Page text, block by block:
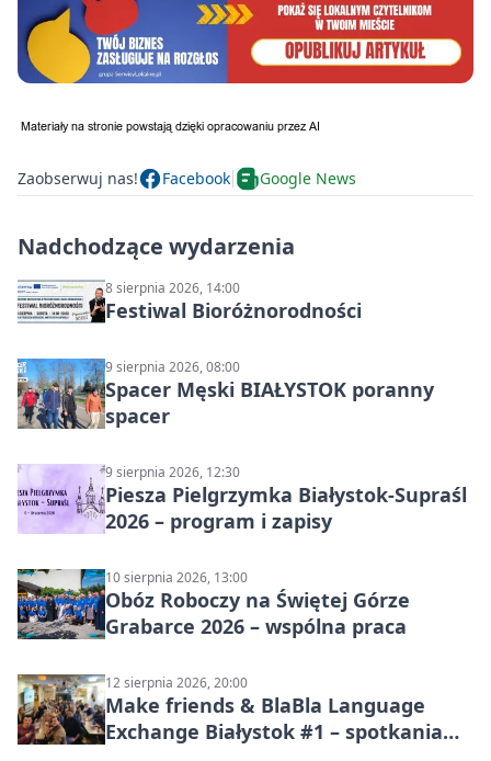
Zaobserwuj nas! Facebook Google News
Nadchodzące wydarzenia
8 sierpnia 2026, 14:00
Festiwal Bioróżnorodności
9 sierpnia 2026, 08:00
Spacer Męski BIAŁYSTOK poranny
spacer
9 sierpnia 2026, 12:30
Piesza Pielgrzymka Białystok-Supraśl
2026 – program i zapisy
10 sierpnia 2026, 13:00
Obóz Roboczy na Świętej Górze
Grabarce 2026 – wspólna praca
12 sierpnia 2026, 20:00
Make friends & BlaBla Language
Exchange Białystok #1 – spotkania